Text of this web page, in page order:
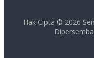
Hak Cipta © 2026